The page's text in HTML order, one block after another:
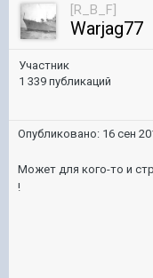
[R_B_F]
Warjag77
Участник
1 339 публикаций
Опубликовано: 16 сен
Может для кого-то и
!